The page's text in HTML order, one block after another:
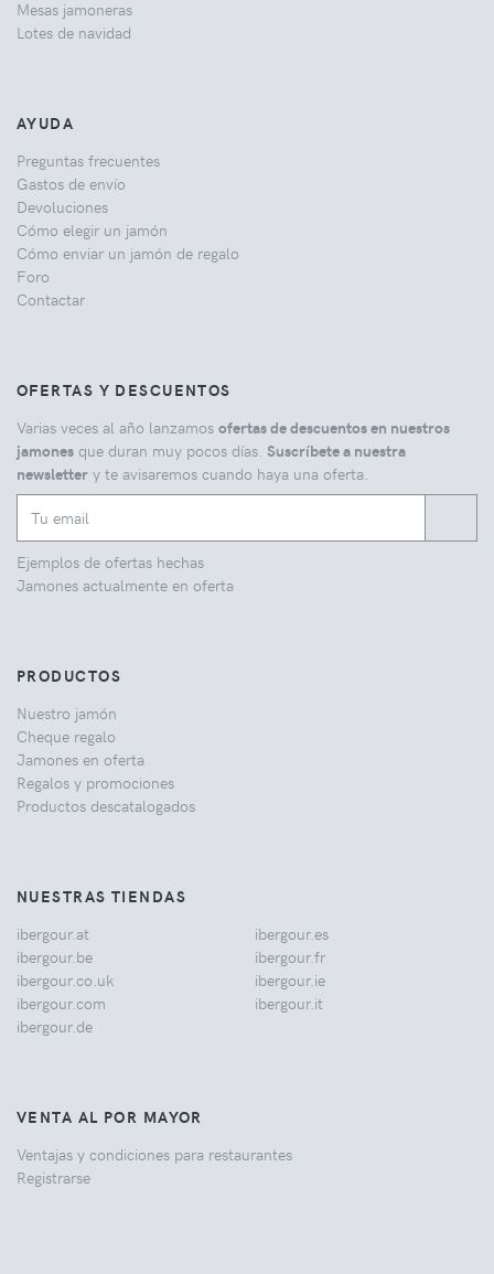
Mesas jamoneras
Lotes de navidad
AYUDA
Preguntas frecuentes
Gastos de envío
Devoluciones
Cómo elegir un jamón
Cómo enviar un jamón de regalo
Foro
Contactar
OFERTAS Y DESCUENTOS
Varias veces al año lanzamos ofertas de descuentos en nuestros
jamones que duran muy pocos días. Suscríbete a nuestra
newsletter y te avisaremos cuando haya una oferta.
Ejemplos de ofertas hechas
Jamones actualmente en oferta
PRODUCTOS
Nuestro jamón
Cheque regalo
Jamones en oferta
Regalos y promociones
Productos descatalogados
NUESTRAS TIENDAS
ibergour.at
ibergour.be
ibergour.co.uk
ibergour.com
ibergour.de
ibergour.es
ibergour.fr
ibergour.ie
ibergour.it
VENTA AL POR MAYOR
Ventajas y condiciones para restaurantes
Registrarse